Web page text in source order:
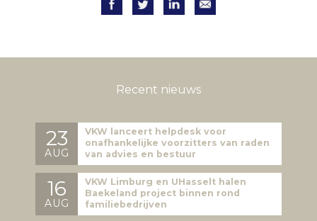
Recent nieuws
23
AUG
VKW lanceert helpdesk voor
onafhankelijke voorzitters van raden
van advies en bestuur
16
AUG
VKW Limburg en UHasselt halen
Baekeland project binnen rond
familiebedrijven